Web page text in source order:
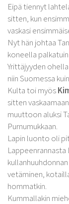
Eipä tiennyt
sitten, kun
vaskasi
Nyt hän johtaa
koneella
Yrittäjyyden
niin Suomessa
Kulta toi myös
sitten
muuttoon aluksi
Purnumukkaan.
Lapin luonto oli
vetäminen,
hommatkin.
Kummallakin